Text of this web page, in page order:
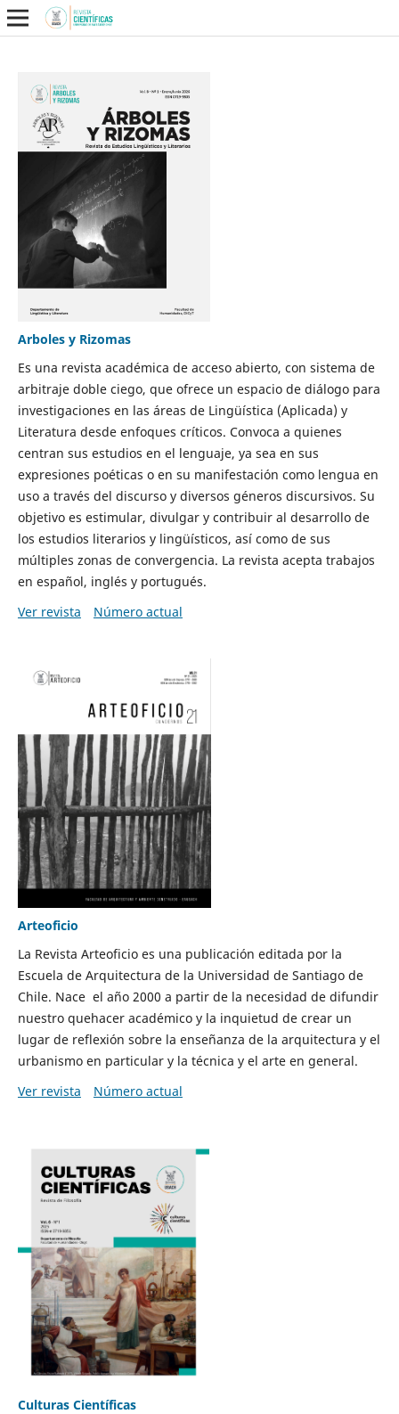
Arboles y Rizomas
Es una revista académica de acceso abierto, con sistema de
arbitraje doble ciego, que ofrece un espacio de diálogo para
investigaciones en las áreas de Lingüística (Aplicada) y
Literatura desde enfoques críticos. Convoca a quienes
centran sus estudios en el lenguaje, ya sea en sus
expresiones poéticas o en su manifestación como lengua en
uso a través del discurso y diversos géneros discursivos. Su
objetivo es estimular, divulgar y contribuir al desarrollo de
los estudios literarios y lingüísticos, así como de sus
múltiples zonas de convergencia. La revista acepta trabajos
en español, inglés y portugués.
Ver revista
Número actual
Arteoficio
La Revista Arteoficio es una publicación editada por la
Escuela de Arquitectura de la Universidad de Santiago de
Chile. Nace el año 2000 a partir de la necesidad de difundir
nuestro quehacer académico y la inquietud de crear un
lugar de reflexión sobre la enseñanza de la arquitectura y el
urbanismo en particular y la técnica y el arte en general.
Ver revista
Número actual
Culturas Científicas